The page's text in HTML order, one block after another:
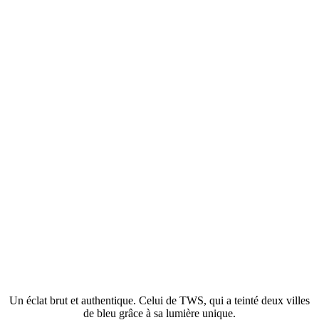
Un éclat brut et authentique. Celui de TWS, qui a teinté deux villes
de bleu grâce à sa lumière unique.